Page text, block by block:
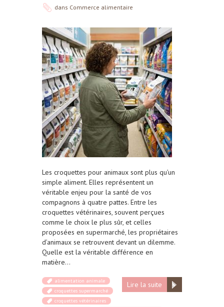
dans Commerce alimentaire
Les croquettes pour animaux sont plus qu’un
simple aliment. Elles représentent un
véritable enjeu pour la santé de vos
compagnons à quatre pattes. Entre les
croquettes vétérinaires, souvent perçues
comme le choix le plus sûr, et celles
proposées en supermarché, les propriétaires
d’animaux se retrouvent devant un dilemme.
Quelle est la véritable différence en
matière…
Lire la suite
alimentation animale
croquettes supermarché
croquettes vétérinaires